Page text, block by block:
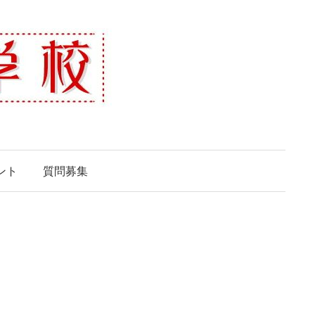
ト 質問募集